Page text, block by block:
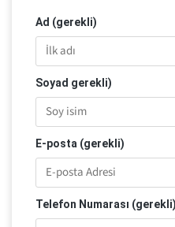
Ad (gerekli)
Soyad gerekli)
E-posta (gerekli)
Telefon Numarası (gerekli)